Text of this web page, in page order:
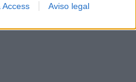
Access Aviso legal